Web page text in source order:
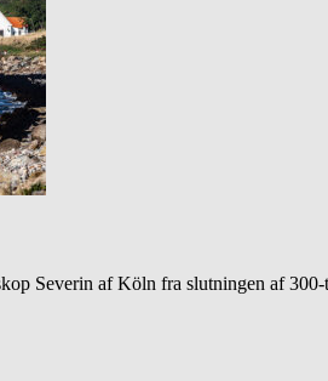
Severin af Köln fra slutningen af